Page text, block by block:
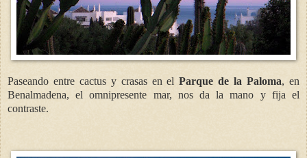
Paseando entre cactus y crasas en elParque de la Paloma, en
Benalmadena, el omnipresente mar, nos da la mano y fija el
contraste.